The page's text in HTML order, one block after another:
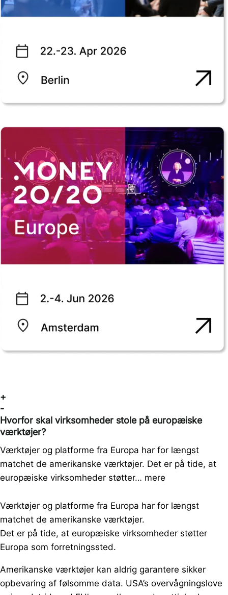
+
-
Hvorfor skal virksomheder stole på europæiske
værktøjer?
Værktøjer og platforme fra Europa har for længst
matchet de amerikanske værktøjer. Det er på tide, at
europæiske virksomheder støtter… mere
Værktøjer og platforme fra Europa har for længst
matchet de amerikanske værktøjer.
Det er på tide, at europæiske virksomheder støtter
Europa som forretningssted.
Amerikanske værktøjer kan aldrig garantere sikker
opbevaring af følsomme data. USA’s overvågningslove